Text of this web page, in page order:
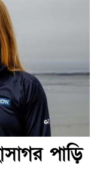
পাড়ি